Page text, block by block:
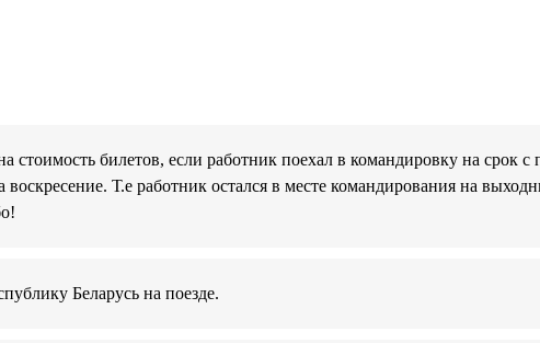
билетов, если работник поехал в командировку на срок с
Т.е работник остался в месте командирования на
Беларусь на поезде.